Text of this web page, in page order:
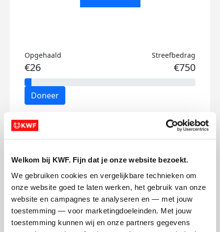
Welkom bij KWF. Fijn dat je onze website bezoekt.
We gebruiken cookies en vergelijkbare technieken om
onze website goed te laten werken, het gebruik van onze
website en campagnes te analyseren en — met jouw
toestemming — voor marketingdoeleinden. Met jouw
toestemming kunnen wij en onze partners gegevens
Opgehaald
€26
Streefbedrag
€750
Doneer